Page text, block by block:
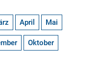
April Mai
Oktober